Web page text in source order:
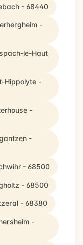
- 68440
-
le-Haut
Hippolyte -
-
-
- 68500
- 68500
- 68380
-